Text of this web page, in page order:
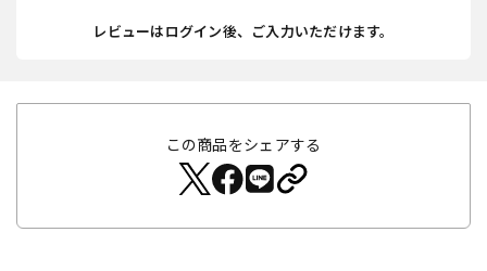
レビューはログイン後、ご入力いただけます。
この商品をシェアする